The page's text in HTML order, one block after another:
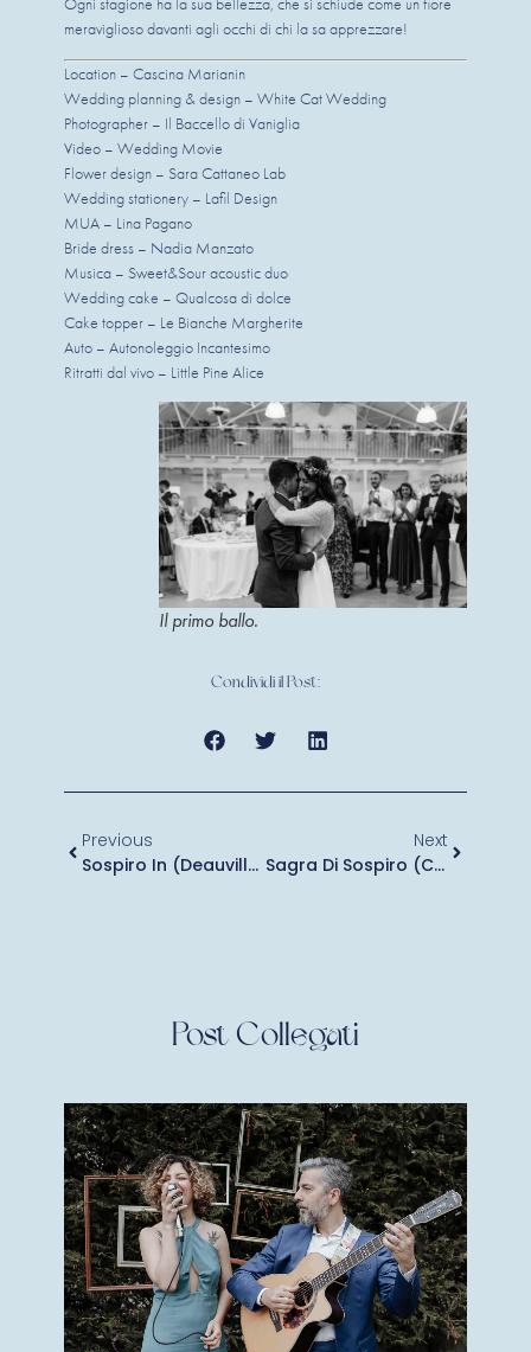
meraviglioso davanti agli occhi di chi la sa apprezzare!
Location – Cascina Marianin
Wedding planning & design – White Cat Wedding
Photographer – Il Baccello di Vaniglia
Video – Wedding Movie
Flower design – Sara Cattaneo Lab
Wedding stationery – Lafil Design
MUA – Lina Pagano
Bride dress – Nadia Manzato
Musica – Sweet&Sour acoustic duo
Wedding cake – Qualcosa di dolce
Cake topper – Le Bianche Margherite
Auto – Autonoleggio Incantesimo
Ritratti dal vivo – Little Pine Alice
Il primo ballo.
Condividi il Post:
Previous
Sospiro In (Deauville, France) – 10-24.8.19
Next
Sagra Di Sospiro (CR) 1.11.19
Post Collegati